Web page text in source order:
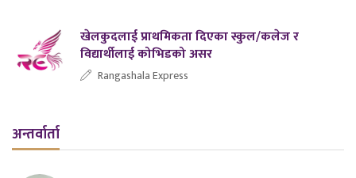
खेलकुदलाई प्राथमिकता दिएका स्कुल/कलेज र
विद्यार्थीलाई कोभिडको असर
Rangashala Express
अन्तर्वार्ता